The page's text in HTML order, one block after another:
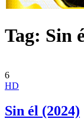
Tag: Sin
6
HD
Sin él (2024)